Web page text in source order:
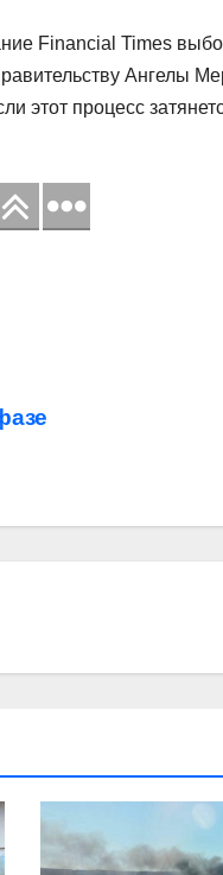
Financial Times
Ангелы
этот процесс